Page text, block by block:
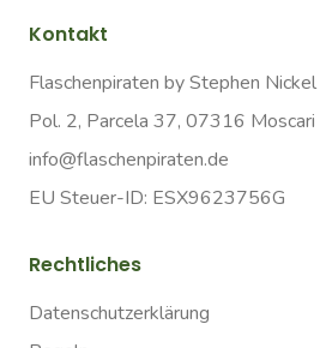
Kontakt
Flaschenpiraten by Stephen Nickel
Pol. 2, Parcela 37, 07316 Moscari
info@flaschenpiraten.de
EU Steuer-ID: ESX9623756G
Rechtliches
Datenschutzerklärung